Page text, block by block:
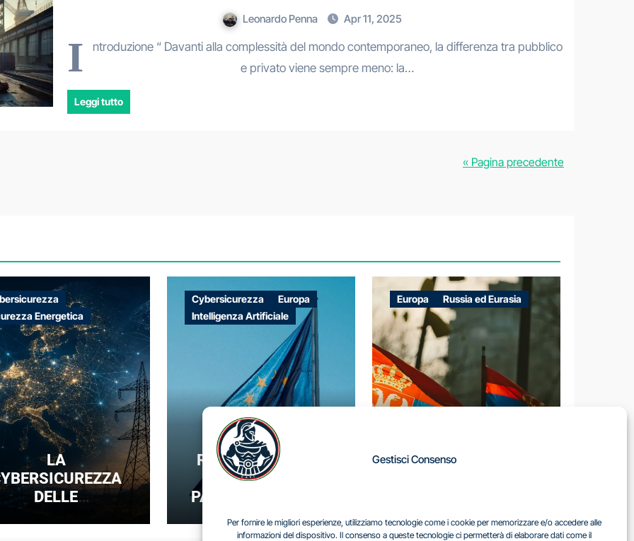
Gestisci Consenso
Per fornire le migliori esperienze, utilizziamo tecnologie come i cookie per memorizzare e/o accedere alle
informazioni del dispositivo. Il consenso a queste tecnologie ci permetterà di elaborare dati come il
Leonardo Penna Apr 11, 2025
I
ntroduzione “ Davanti alla complessità del mondo contemporaneo, la differenza tra pubblico
e privato viene sempre meno: la…
Leggi tutto
« Pagina precedente
Energetica
LA
DELLE
Cybersicurezza
Europa
Intelligenza Artificiale
REGOLARE SENZA
DOMINARE: IL
PARADOSSO DELLA
SOVRANITÀ
DIGITALE EUROPEA
Europa Russia ed Eurasia